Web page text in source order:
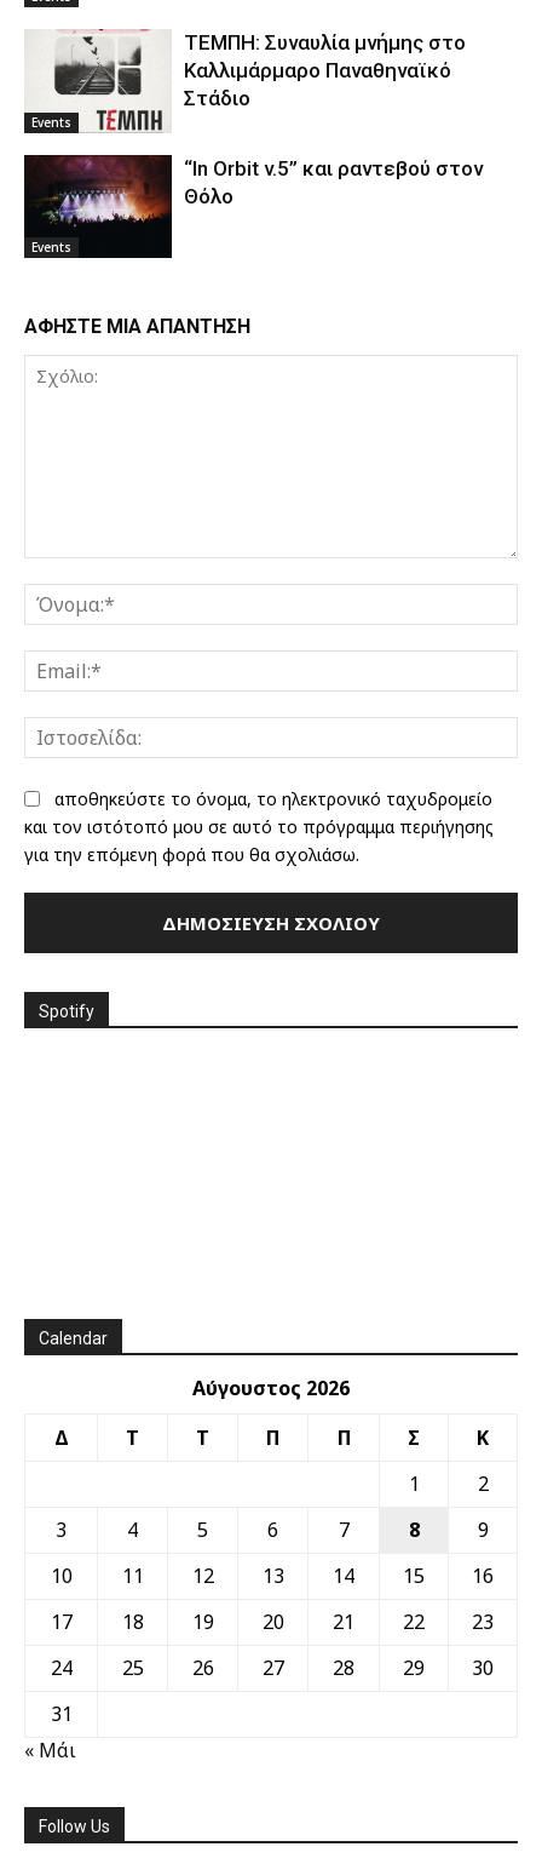
Events
ΤΕΜΠΗ: Συναυλία μνήμης στο
Καλλιμάρμαρο Παναθηναϊκό
Στάδιο
Events
“In Orbit v.5” και ραντεβού στον
Θόλο
ΑΦΗΣΤΕ ΜΙΑ ΑΠΑΝΤΗΣΗ
αποθηκεύστε το όνομα, το ηλεκτρονικό ταχυδρομείο
και τον ιστότοπό μου σε αυτό το πρόγραμμα περιήγησης
για την επόμενη φορά που θα σχολιάσω.
Spotify
Calendar
Αύγουστος 2026
Δ
Τ Τ Π Π Σ
Κ
1
2
3
4 5 6 7 8
9
10
11 12 13 14 15
16
17
18 19 20 21 22
23
24
25 26 27 28 29
30
31
« Μάι
Follow Us